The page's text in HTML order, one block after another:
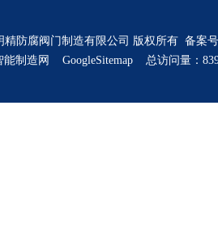
精防腐阀门制造有限公司 版权所有 备案
能制造网 GoogleSitemap 总访问量：